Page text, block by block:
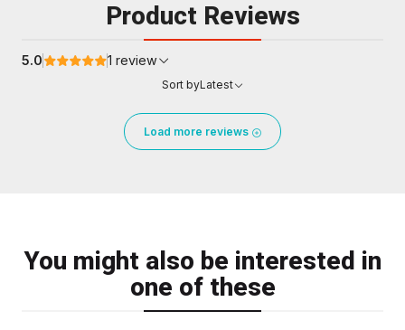
Product Reviews
5.0 1 review
Sort byLatest
Load more reviews
You might also be interested in
one of these